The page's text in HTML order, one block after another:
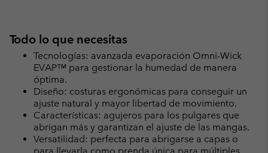
Todo lo que necesitas
Tecnologías: avanzada evaporación Omni-Wick
EVAP™ para gestionar la humedad de manera
óptima.
Diseño: costuras ergonómicas para conseguir un
ajuste natural y mayor libertad de movimiento.
Características: agujeros para los pulgares que
abrigan más y garantizan el ajuste de las mangas.
Versatilidad: perfecta para abrigarse a capas o